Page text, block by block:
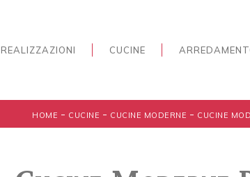
REALIZZAZIONI CUCINE
HOME - CUCINE - CUCINE MODERNE - CUCINE